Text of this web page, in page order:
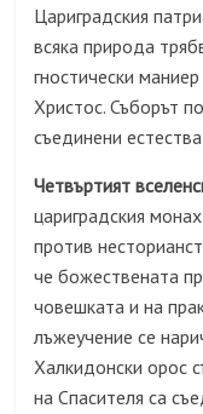
Цариградския
всяка природа
гностически
Христос. Съборът
съединени
Четвъртият
цариградския
против
че божествената
човешката и на
лъжеучение се
Халкидонски орос
на Спасителя са